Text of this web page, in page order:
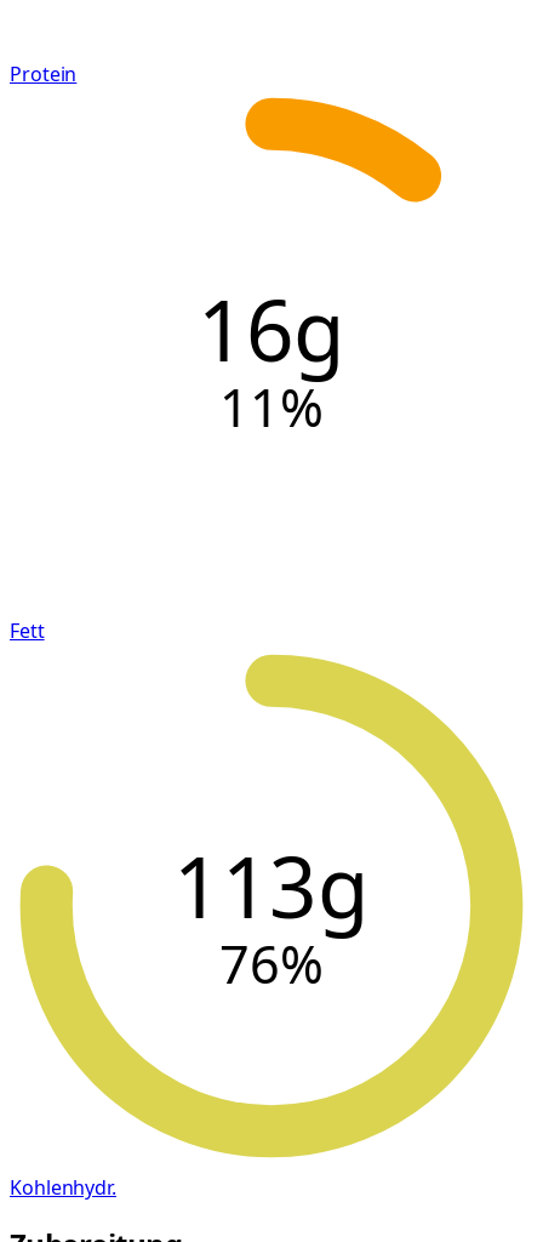
Protein
16g
11%
Fett
113g
76%
Kohlenhydr.